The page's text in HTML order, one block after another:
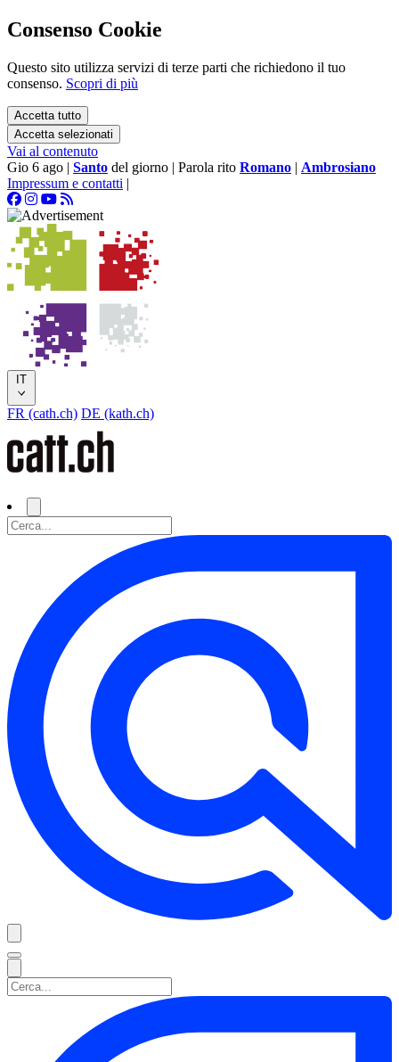
Consenso Cookie
Questo sito utilizza servizi di terze parti che richiedono il tuo
consenso. Scopri di più
Accetta tutto
Accetta selezionati
Vai al contenuto
Gio 6 ago | Santo del giorno | Parola rito Romano | Ambrosiano
Impressum e contatti |
IT
FR (cath.ch) DE (kath.ch)